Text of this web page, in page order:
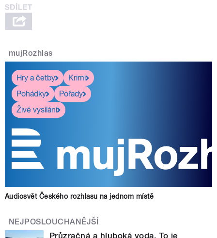
mujRozhlas
Hry a četby
Krimi
Pohádky
Pořady
Živé vysílání
Audiosvět Českého rozhlasu na jednom místě
NEJPOSLOUCHANĚJŠÍ
Průzračná a hluboká voda. To je